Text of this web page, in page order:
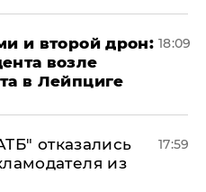
и второй дрон:
возле
в Лейпциге
18:09
отказались
из
17:59